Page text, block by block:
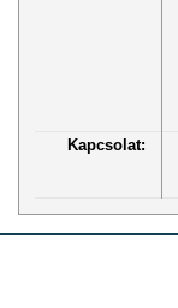
Kapcsolat: